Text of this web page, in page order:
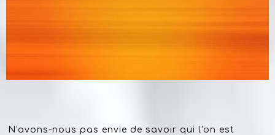
N'avons-nous pas envie de savoir qui l'on est